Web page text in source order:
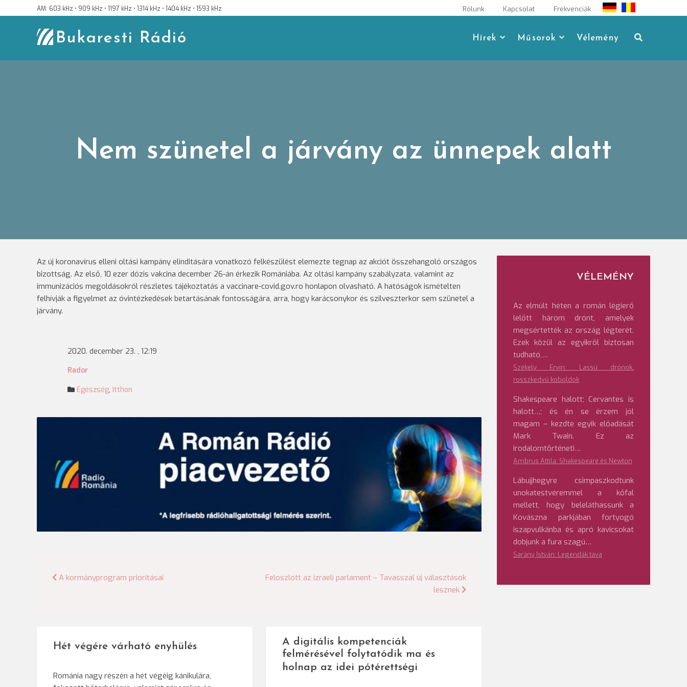
to
AM: 603 kHz • 909 kHz • 1197 kHz • 1314 kHz • 1404 kHz • 1593 kHz Rólunk Kapcsolat Frekvenciák
Bukaresti Rádió Hírek Műsorok Vélemény
Nem szünetel a járvány az ünnepek alatt
Az új koronavírus elleni oltási kampány elinditására vonatkozó felkészülést elemezte tegnap az akciót összehangoló országos
bizottság. Az első, 10 ezer dózis vakcina december 26-án érkezik Romániába. Az oltási kampány szabályzata, valamint az
immunizációs megoldásokról részletes tájékoztatás a vaccinare-covid.gov.ro honlapon olvasható. A hatóságok ismételten
felhívják a figyelmet az óvintézkedések betartásának fontosságára, arra, hogy karácsonykor és szilveszterkor sem szünetel a
járvány.
2020. december 23. , 12:19
Rador
Egészség, Itthon
Bejegyzés
A kormányprogram prioritásai
Feloszlott az izraeli parlament – Tavasszal új választások
lesznek
Hét végére várható enyhülés
Románia nagy részén a hét végéig kánikulára,
A digitális kompetenciák
felmérésével folytatódik ma és
holnap az idei pótérettségi
VÉLEMÉNY
Az elmúlt héten a román légierő
lelőtt három drónt, amelyek
megsértették az ország légterét.
Ezek közül az egyikről biztosan
tudható,…
Székely Ervin: Lassú drónok,
rosszkedvű koboldok
Shakespeare halott; Cervantes is
halott…; és én se érzem jól
magam – kezdte egyik előadását
Mark Twain. Ez az
irodalomtörténeti…
Ambrus Attila: Shakespeare és Newton
Lábujjhegyre csimpaszkodtunk
unokatestvéremmel a kőfal
mellett, hogy beleláthassunk a
Kovászna parkjában fortyogó
iszapvulkánba és apró kavicsokat
dobjunk a fura szagú…
Sarány István: Legendák tava